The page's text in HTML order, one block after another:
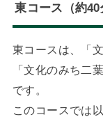
東コース（約40
東コースは、「
「文化のみち二
です。
このコースでは